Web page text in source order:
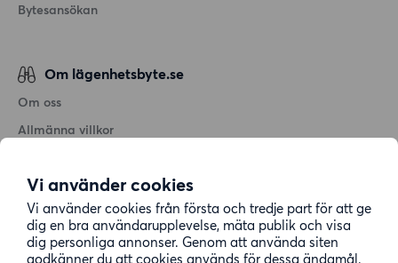
Vi använder cookies
Vi använder cookies från första och tredje part för att ge
dig en bra användarupplevelse, mäta publik och visa
dig personliga annonser. Genom att använda siten
godkänner du att cookies används för dessa ändamål.
Bytesansökan
Om lägenhetsbyte.se
Om oss
Allmänna villkor
Cookiepolicy
Sitemap